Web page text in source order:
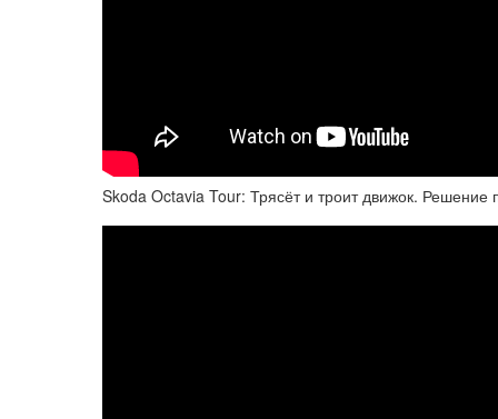
Skoda Octavia Tour: Трясёт и троит движок. Решение